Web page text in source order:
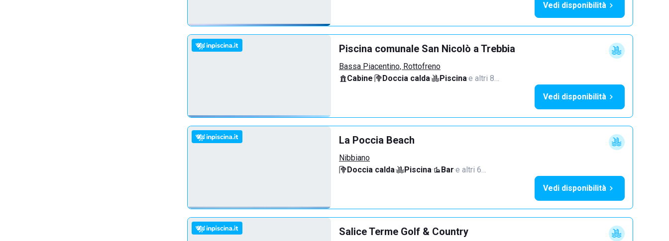
Vedi disponibilità
Piscina comunale San Nicolò a Trebbia
Bassa Piacentino, Rottofreno
Cabine· Doccia calda· Piscina·e altri 8…
Vedi disponibilità
La Poccia Beach
Nibbiano
Doccia calda· Piscina· Bar·e altri 6…
Vedi disponibilità
Salice Terme Golf & Country